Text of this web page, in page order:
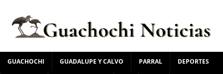
GUACHOCHI GUADALUPE Y CALVO PARRAL DEPORTES